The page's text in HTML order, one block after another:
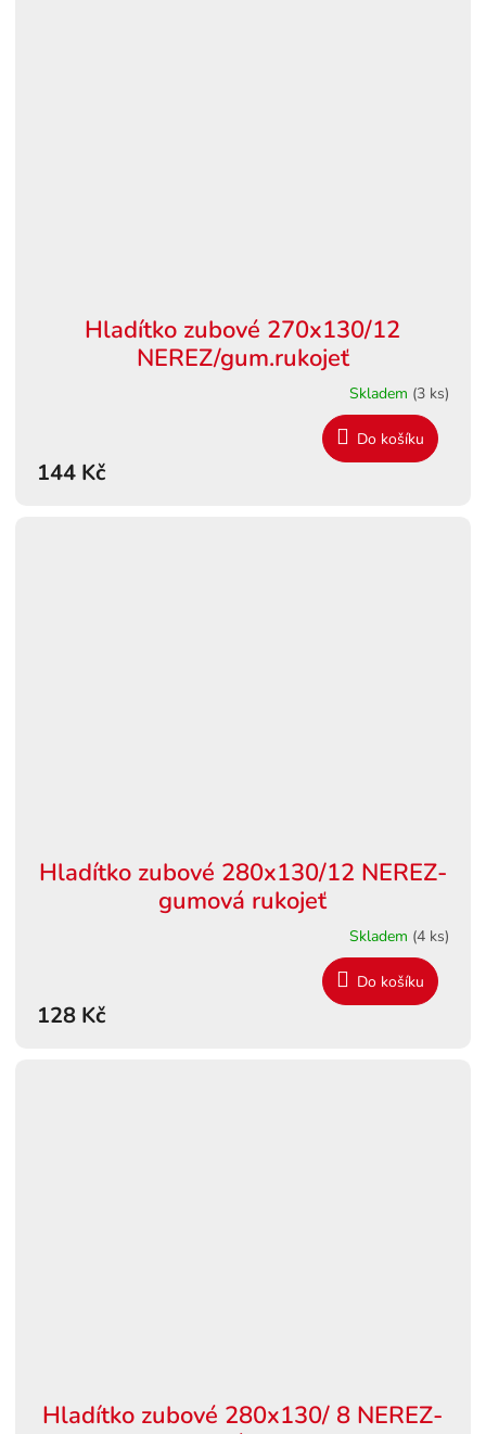
Hladítko zubové 270x130/12
NEREZ/gum.rukojeť
Skladem (3 ks)
144 Kč
Do košíku
Hladítko zubové 280x130/12 NEREZ-
gumová rukojeť
Skladem (4 ks)
128 Kč
Do košíku
Hladítko zubové 280x130/ 8 NEREZ-